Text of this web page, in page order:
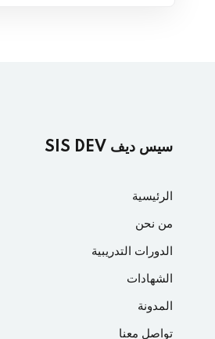
سيس ديف SIS DEV
الرئيسية
من نحن
الدورات التدريبية
الشهادات
المدونة
تواصل معنا